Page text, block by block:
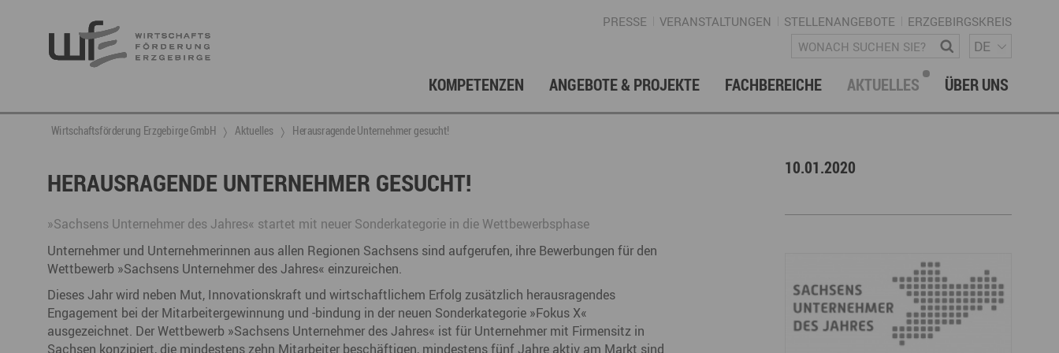
PRESSE VERANSTALTUNGEN STELLENANGEBOTE ERZGEBIRGSKREIS
Wonach suchen Sie? DE
KOMPETENZEN
Berufsnachwuchs & Fachkräfte
Partner vernetzen
Talente integrieren
Talente finden
Talente binden
Gründung, Förderung & Investition
Fördermittelberatung
Unternehmensdatenbank
Miet- und Veranstaltungsangebote Regionalmarketing & -entwicklung Touristische Infrastruktur & Wegenetz
ANGEBOTE & PROJEKTE
aktuelle Angebote & Projekte
Projekte
Projektarchiv
FACHBEREICHE
Wirtschaftsservice
Berufsnachwuchs & Fachkräfte
Innovation- und Technologietransfer
Berufs- & Studienorientierung
Angebote für Schüler
Arbeitskreis Schule-Wirtschaft
Strategie
Gründer- & Dienstleistungszentrum (GDZ)
Annaberg
Touristische Infrastruktur Ansprechpartner & Kontakt
AKTUELLES
Neuigkeiten Presse
ÜBER UNS
Ansprechpartner & Kontakt Gesellschafterstruktur
Wirtschaftsförderung Erzgebirge GmbH Aktuelles ​Herausragende Unternehmer gesucht!
​HERAUSRAGENDE UNTERNEHMER GESUCHT!
»Sachsens Unternehmer des Jahres« startet mit neuer Sonderkategorie in die Wettbewerbsphase
Unternehmer und Unternehmerinnen aus allen Regionen Sachsens sind aufgerufen, ihre Bewerbungen für den
Wettbewerb »Sachsens Unternehmer des Jahres« einzureichen.
Dieses Jahr wird neben Mut, Innovationskraft und wirtschaftlichem Erfolg zusätzlich herausragendes
Engagement bei der Mitarbeitergewinnung und -bindung in der neuen Sonderkategorie »Fokus X«
ausgezeichnet. Der Wettbewerb »Sachsens Unternehmer des Jahres« ist für Unternehmer mit Firmensitz in
Sachsen konzipiert, die mindestens zehn Mitarbeiter beschäftigen, mindestens fünf Jahre aktiv am Markt sind
10.01.2020